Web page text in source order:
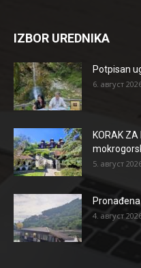
IZBOR UREDNIKA
Potpisan
6. август
KORAK
5. август
4. август